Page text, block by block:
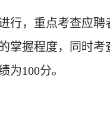
行，重点考查应
掌握程度，同时
为100分。